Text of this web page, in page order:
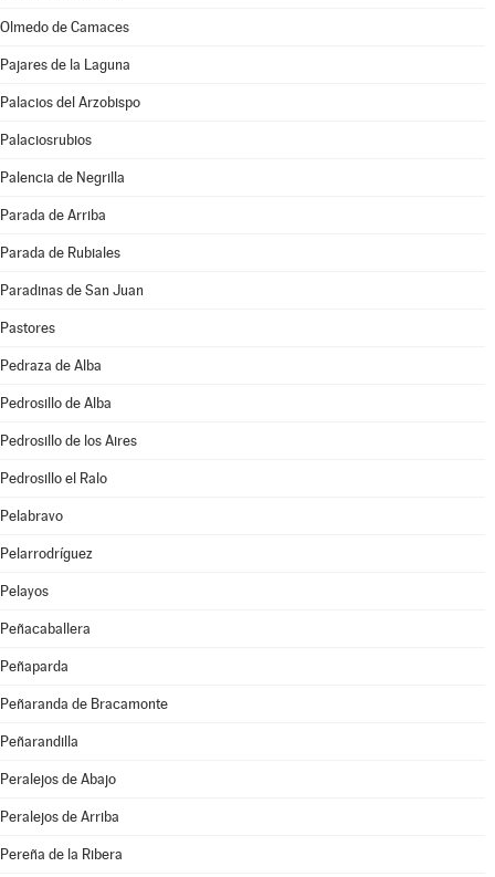
Olmedo de Camaces
Pajares de la Laguna
Palacios del Arzobispo
Palaciosrubios
Palencia de Negrilla
Parada de Arriba
Parada de Rubiales
Paradinas de San Juan
Pastores
Pedraza de Alba
Pedrosillo de Alba
Pedrosillo de los Aires
Pedrosillo el Ralo
Pelabravo
Pelarrodríguez
Pelayos
Peñacaballera
Peñaparda
Peñaranda de Bracamonte
Peñarandilla
Peralejos de Abajo
Peralejos de Arriba
Pereña de la Ribera